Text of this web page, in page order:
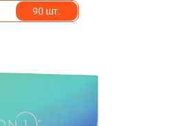
90 шт.